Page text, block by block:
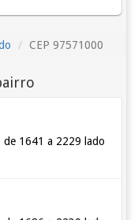
CEP 97571000
de 1641 a 2229 lado